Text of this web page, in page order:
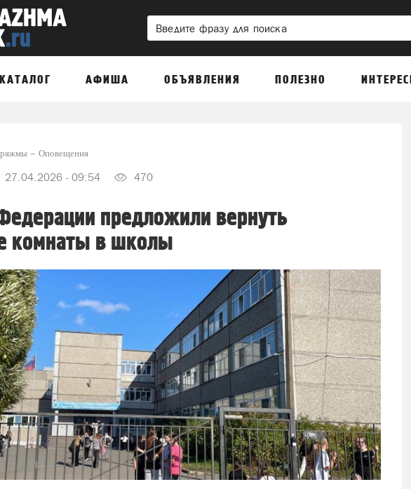
КАТАЛОГ АФИША ОБЪЯВЛЕНИЯ ПОЛЕЗНО
Оповещения
27.04.2026 - 09:54 470
предложили вернуть
комнаты в школы